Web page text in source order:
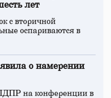
лет
с вторичной
оспариваются в
о намерении
на конференции в